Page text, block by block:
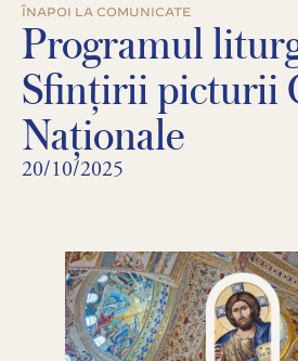
ÎNAPOI LA COMUNICATE
Programul
Sfințirii picturii
Naționale
20/10/2025